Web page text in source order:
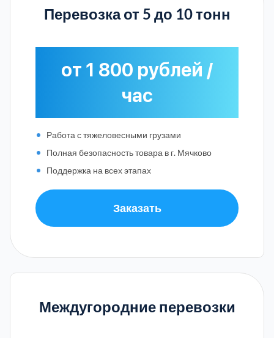
Перевозка от 5 до 10 тонн
от 1 800 рублей /
час
Работа с тяжеловесными грузами
Полная безопасность товара в г. Мячково
Поддержка на всех этапах
Заказать
Междугородние перевозки